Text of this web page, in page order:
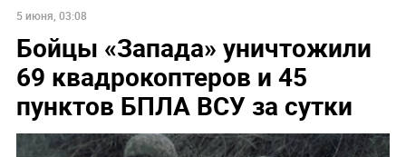
5 июня, 03:08
Бойцы «Запада» уничтожили
69 квадрокоптеров и 45
пунктов БПЛА ВСУ за сутки